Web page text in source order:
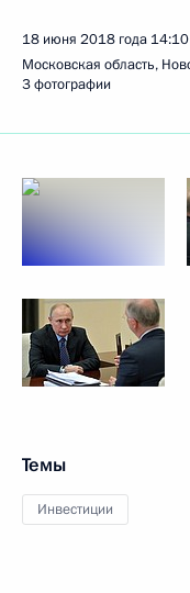
18 июня 2018 года 14:10
Московская область,
3 фотографии
Темы
Инвестиции